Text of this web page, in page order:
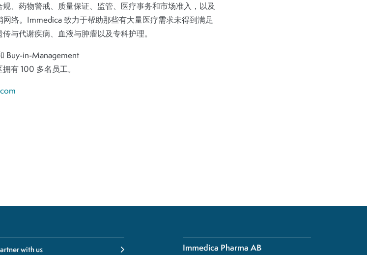
、药物警戒、质量保证、监管、医疗事务和市场准入，以及
络。Immedica 致力于帮助那些有大量医疗需求未得到满足
与代谢疾病、血液与肿瘤以及专科护理。
Buy-in-Management
有 100 多名员工。
with us
Immedica Pharma AB